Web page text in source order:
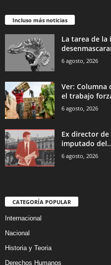
Incluso más noticias
La tarea de la
6 agosto, 2026
Ver: Columna
el trabajo
6 agosto, 2026
Ex director de
imputado
6 agosto, 2026
CATEGORÍA POPULAR
Internacional
Nacional
Historia y Teoria
Derechos Humanos